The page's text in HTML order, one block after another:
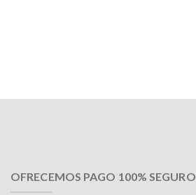
OFRECEMOS PAGO 100% SEGURO